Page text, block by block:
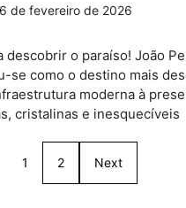
6 de fevereiro de 2026
descobrir o paraíso! João
se como o destino mais
moderna à
cristalinas e inesquecíveis
1 2 Next